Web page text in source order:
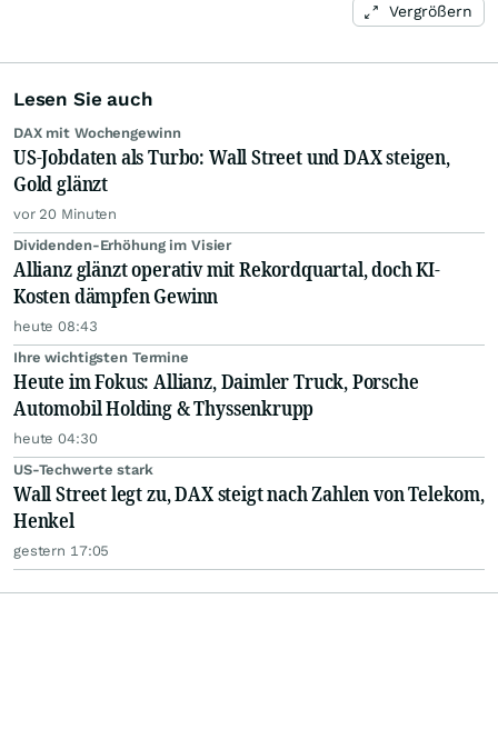
Vergrößern
Lesen Sie auch
DAX mit Wochengewinn
US-Jobdaten als Turbo: Wall Street und DAX steigen,
Gold glänzt
vor 20 Minuten
Dividenden-Erhöhung im Visier
Allianz glänzt operativ mit Rekordquartal, doch KI-
Kosten dämpfen Gewinn
heute 08:43
Ihre wichtigsten Termine
Heute im Fokus: Allianz, Daimler Truck, Porsche
Automobil Holding & Thyssenkrupp
heute 04:30
US-Techwerte stark
Wall Street legt zu, DAX steigt nach Zahlen von Telekom,
Henkel
gestern 17:05